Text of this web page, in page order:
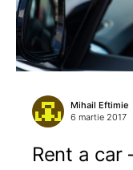
Mihail Eftimie
6 martie 2017
Rent a car